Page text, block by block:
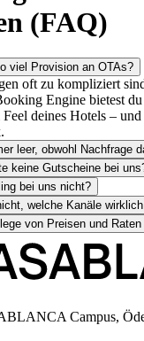
(FAQ)
viel Provision an OTAs?
oft zu kompliziert
Engine bietest du
deines Hotels – und
leer, obwohl Nachfrage
keine Gutscheine bei
bei uns nicht?
welche Kanäle
von Preisen und
Campus,